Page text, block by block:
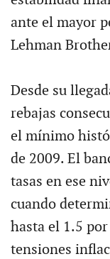
ante el mayor
Lehman
Desde su
rebajas
el mínimo
de 2009. El
tasas en ese
cuando
hasta el 1.5
tensiones